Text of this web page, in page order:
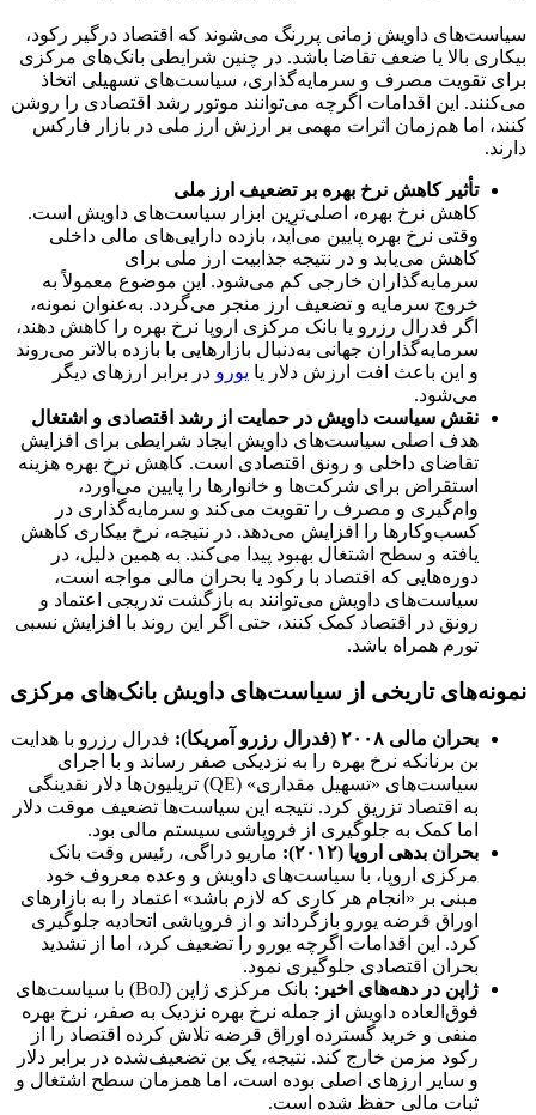
سیاست‌های داویش زمانی پررنگ می‌شوند که اقتصاد درگیر رکود،
بیکاری بالا یا ضعف تقاضا باشد. در چنین شرایطی بانک‌های مرکزی
برای تقویت مصرف و سرمایه‌گذاری، سیاست‌های تسهیلی اتخاذ
می‌کنند. این اقدامات اگرچه می‌توانند موتور رشد اقتصادی را روشن
کنند، اما هم‌زمان اثرات مهمی بر ارزش ارز ملی در بازار فارکس
دارند.
تأثیر کاهش نرخ بهره بر تضعیف ارز ملی
کاهش نرخ بهره، اصلی‌ترین ابزار سیاست‌های داویش است.
وقتی نرخ بهره پایین می‌آید، بازده دارایی‌های مالی داخلی
کاهش می‌یابد و در نتیجه جذابیت ارز ملی برای
سرمایه‌گذاران خارجی کم می‌شود. این موضوع معمولاً به
خروج سرمایه و تضعیف ارز منجر می‌گردد. به‌عنوان نمونه،
اگر فدرال رزرو یا بانک مرکزی اروپا نرخ بهره را کاهش دهند،
سرمایه‌گذاران جهانی به‌دنبال بازارهایی با بازده بالاتر می‌روند
و این باعث افت ارزش دلار یا یورو در برابر ارزهای دیگر
می‌شود.
نقش سیاست داویش در حمایت از رشد اقتصادی و اشتغال
هدف اصلی سیاست‌های داویش ایجاد شرایطی برای افزایش
تقاضای داخلی و رونق اقتصادی است. کاهش نرخ بهره هزینه
استقراض برای شرکت‌ها و خانوارها را پایین می‌آورد،
وام‌گیری و مصرف را تقویت می‌کند و سرمایه‌گذاری در
کسب‌وکارها را افزایش می‌دهد. در نتیجه، نرخ بیکاری کاهش
یافته و سطح اشتغال بهبود پیدا می‌کند. به همین دلیل، در
دوره‌هایی که اقتصاد با رکود یا بحران مالی مواجه است،
سیاست‌های داویش می‌توانند به بازگشت تدریجی اعتماد و
رونق در اقتصاد کمک کنند، حتی اگر این روند با افزایش نسبی
تورم همراه باشد.
نمونه‌های تاریخی از سیاست‌های داویش بانک‌های مرکزی
بحران مالی ۲۰۰۸ ( فدرال رزرو آمریکا): فدرال رزرو با هدایت
بن برنانکه نرخ بهره را به نزدیکی صفر رساند و با اجرای
سیاست‌های «تسهیل مقداری» (QE) تریلیون‌ها دلار نقدینگی
به اقتصاد تزریق کرد. نتیجه این سیاست‌ها تضعیف موقت دلار
اما کمک به جلوگیری از فروپاشی سیستم مالی بود.
بحران بدهی اروپا (۲۰۱۲): ماریو دراگی، رئیس وقت بانک
مرکزی اروپا، با سیاست‌های داویش و وعده معروف خود
مبنی بر «انجام هر کاری که لازم باشد» اعتماد را به بازارهای
اوراق قرضه یورو بازگرداند و از فروپاشی اتحادیه جلوگیری
کرد. این اقدامات اگرچه یورو را تضعیف کرد، اما از تشدید
بحران اقتصادی جلوگیری نمود.
ژاپن در دهه‌های اخیر :
بانک مرکزی ژاپن (BoJ) با سیاست‌های
فوق‌العاده داویش از جمله نرخ بهره نزدیک به صفر، نرخ بهره
منفی و خرید گسترده اوراق قرضه تلاش کرده اقتصاد را از
رکود مزمن خارج کند. نتیجه، یک ین تضعیف‌شده در برابر دلار
و سایر ارزهای اصلی بوده است، اما همزمان سطح اشتغال و
ثبات مالی حفظ شده است.